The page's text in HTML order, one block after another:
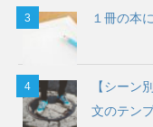
１冊の本
【シーン
文のテン